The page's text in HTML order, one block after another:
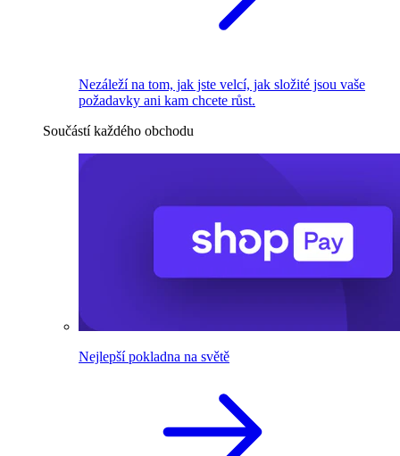
Nezáleží na tom, jak jste velcí, jak složité jsou vaše
požadavky ani kam chcete růst.
Součástí každého obchodu
Nejlepší pokladna na světě